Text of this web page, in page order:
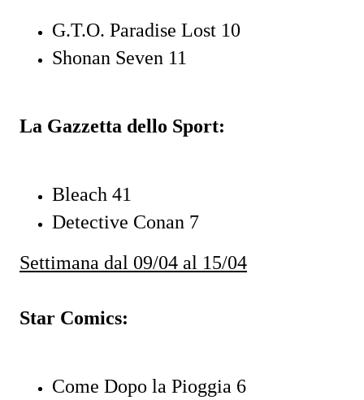
G.T.O. Paradise Lost 10
Shonan Seven 11
La Gazzetta dello Sport:
Bleach 41
Detective Conan 7
Settimana dal 09/04 al 15/04
Star Comics:
Come Dopo la Pioggia 6